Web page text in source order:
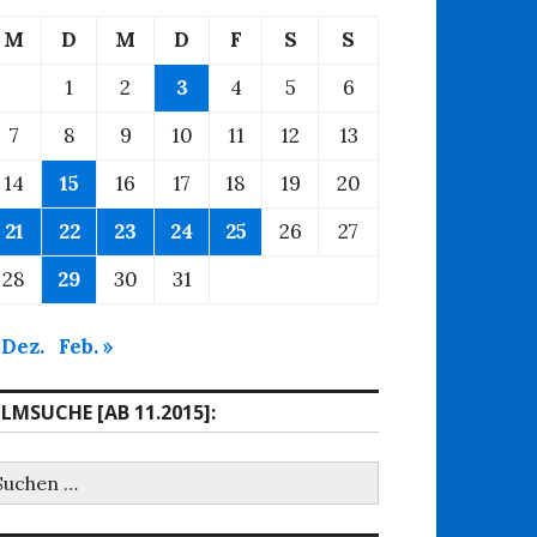
M D M D F S
S
1
2 3 4 5
6
7
8 9 10 11 12
13
14
15 16 17 18 19
20
21
22 23 24 25 26
27
28
29 30 31
Feb. »
[AB 11.2015]: